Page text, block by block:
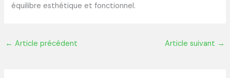
équilibre esthétique et fonctionnel.
← Article précédent Article suivant →